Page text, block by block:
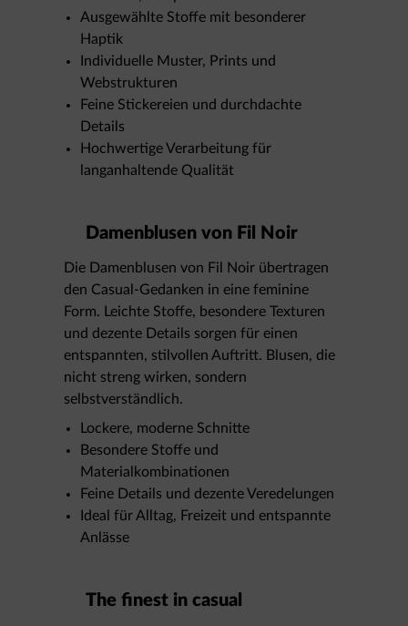
Ausgewählte Stoffe mit besonderer
Haptik
Individuelle Muster, Prints und
Webstrukturen
Feine Stickereien und durchdachte
Details
Hochwertige Verarbeitung für
langanhaltende Qualität
Damenblusen von Fil Noir
Die Damenblusen von Fil Noir übertragen
den Casual-Gedanken in eine feminine
Form. Leichte Stoffe, besondere Texturen
und dezente Details sorgen für einen
entspannten, stilvollen Auftritt. Blusen, die
nicht streng wirken, sondern
selbstverständlich.
Lockere, moderne Schnitte
Besondere Stoffe und
Materialkombinationen
Feine Details und dezente Veredelungen
Ideal für Alltag, Freizeit und entspannte
Anlässe
The finest in casual